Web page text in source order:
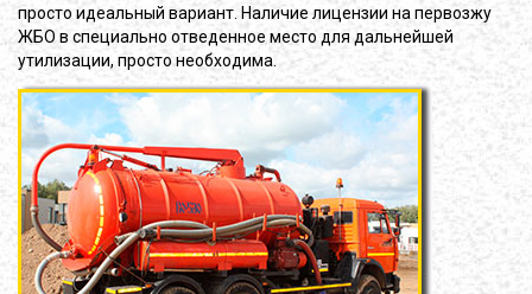
просто идеальный вариант. Наличие лицензии на первозжу
ЖБО в специально отведенное место для дальнейшей
утилизации, просто необходима.